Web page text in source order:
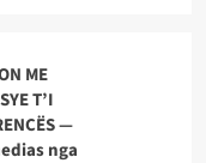
ME
T’I
—
nga